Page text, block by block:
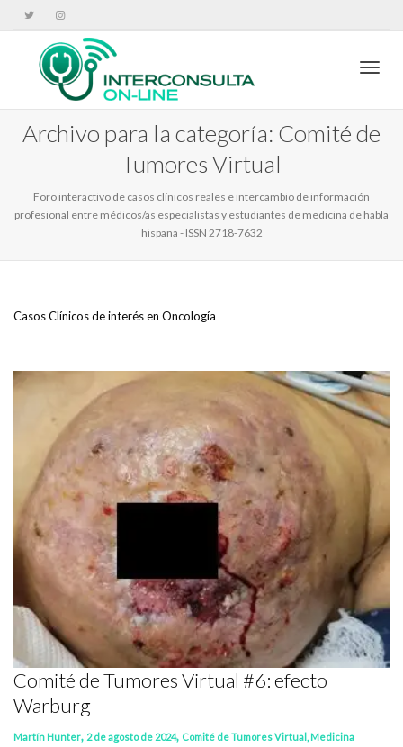
Archivo para la categoría: Comité de
Tumores Virtual
Foro interactivo de casos clínicos reales e intercambio de información
profesional entre médicos/as especialistas y estudiantes de medicina de habla
hispana - ISSN 2718-7632
Casos Clínicos de interés en Oncología
Comité de Tumores Virtual #6: efecto
Warburg
Martín Hunter, 2 de agosto de 2024, Comité de Tumores Virtual , Medicina